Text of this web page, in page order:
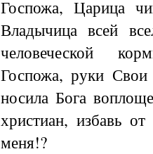
Госпожа, Царица
Владычица всей
человеческой
Госпожа, руки
носила Бога
христиан, избавь
меня!?